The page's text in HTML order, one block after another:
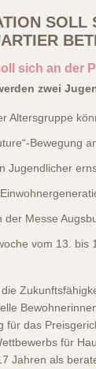
SOLL
sich an der
zwei
Altersgruppe
Bewegung
Jugendlicher
der Messe
vom 13. bis
für das
für
Jahren als